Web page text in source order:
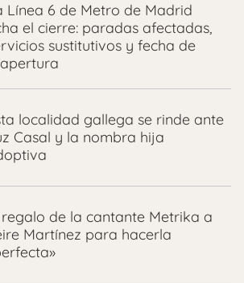
Línea 6 de Metro de Madrid
el cierre: paradas afectadas,
sustitutivos y fecha de
localidad gallega se rinde ante
Casal y la nombra hija
regalo de la cantante Metrika a
Martínez para hacerla